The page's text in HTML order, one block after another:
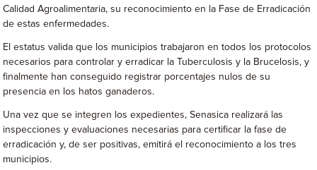
Calidad Agroalimentaria, su reconocimiento en la Fase de Erradicación
de estas enfermedades.
El estatus valida que los municipios trabajaron en todos los protocolos
necesarios para controlar y erradicar la Tuberculosis y la Brucelosis, y
finalmente han conseguido registrar porcentajes nulos de su
presencia en los hatos ganaderos.
Una vez que se integren los expedientes, Senasica realizará las
inspecciones y evaluaciones necesarias para certificar la fase de
erradicación y, de ser positivas, emitirá el reconocimiento a los tres
municipios.